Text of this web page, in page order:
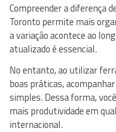
Compreender a diferença
Toronto permite mais
a variação acontece ao
atualizado é essencial.
No entanto, ao utilizar
boas práticas,
simples. Dessa forma,
mais produtividade em
internacional.